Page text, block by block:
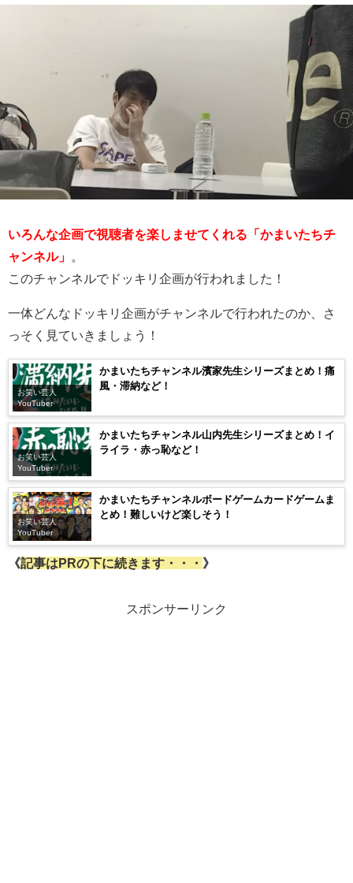
いろんな企画で視聴者を楽しませてくれる「かまいたちチ
ャンネル」
このチャンネルでドッキリ企画が行われました！
一体どんなドッキリ企画がチャンネルで行われたのか、さ
っそく見ていきましょう！
お笑い芸人
YouTuber
かまいたちチャンネル濱家先生シリーズまとめ！痛
風・滞納など！
お笑い芸人
YouTuber
かまいたちチャンネル山内先生シリーズまとめ！イ
ライラ・赤っ恥など！
お笑い芸人
YouTuber
かまいたちチャンネルボードゲームカードゲームま
とめ！難しいけど楽しそう！
《記事はPRの下に続きます・・・ 》
スポンサーリンク